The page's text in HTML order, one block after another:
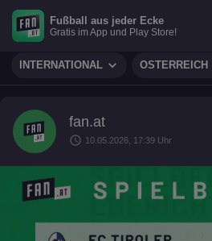
sports_soccer FUSSBALLexpand_more
INTERNATIONAL expand_more ÖSTERREICH
Fußball aus jeder Ecke
Gratis im App und Play Store!
fan.at
schedule 10.05.2026, 17:39 Uhr